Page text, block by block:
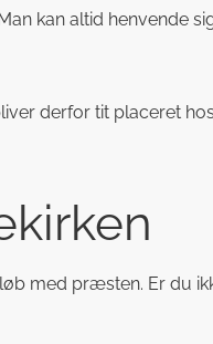
kan altid henvende
derfor tit placeret
med præsten. Er du